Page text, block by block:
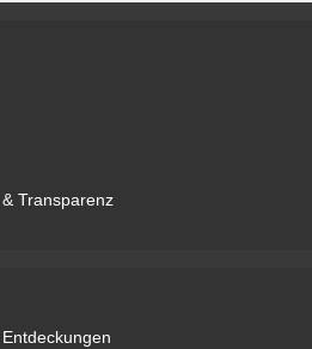
Transparenz